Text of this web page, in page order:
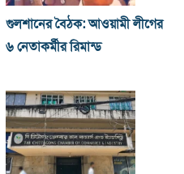
গুলশানের বৈঠক: আওয়ামী লীগের
৬ নেতাকর্মীর রিমান্ড